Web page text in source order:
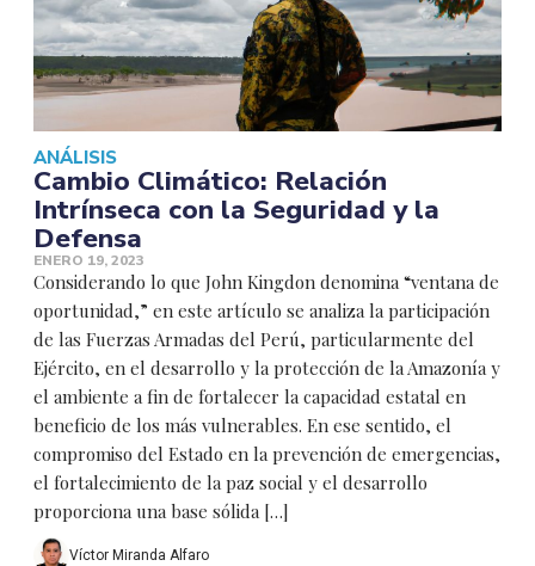
ANÁLISIS
Cambio Climático: Relación
Intrínseca con la Seguridad y la
Defensa
ENERO 19, 2023
Considerando lo que John Kingdon denomina “ventana de
oportunidad,” en este artículo se analiza la participación
de las Fuerzas Armadas del Perú, particularmente del
Ejército, en el desarrollo y la protección de la Amazonía y
el ambiente a fin de fortalecer la capacidad estatal en
beneficio de los más vulnerables. En ese sentido, el
compromiso del Estado en la prevención de emergencias,
el fortalecimiento de la paz social y el desarrollo
proporciona una base sólida […]
Víctor Miranda Alfaro